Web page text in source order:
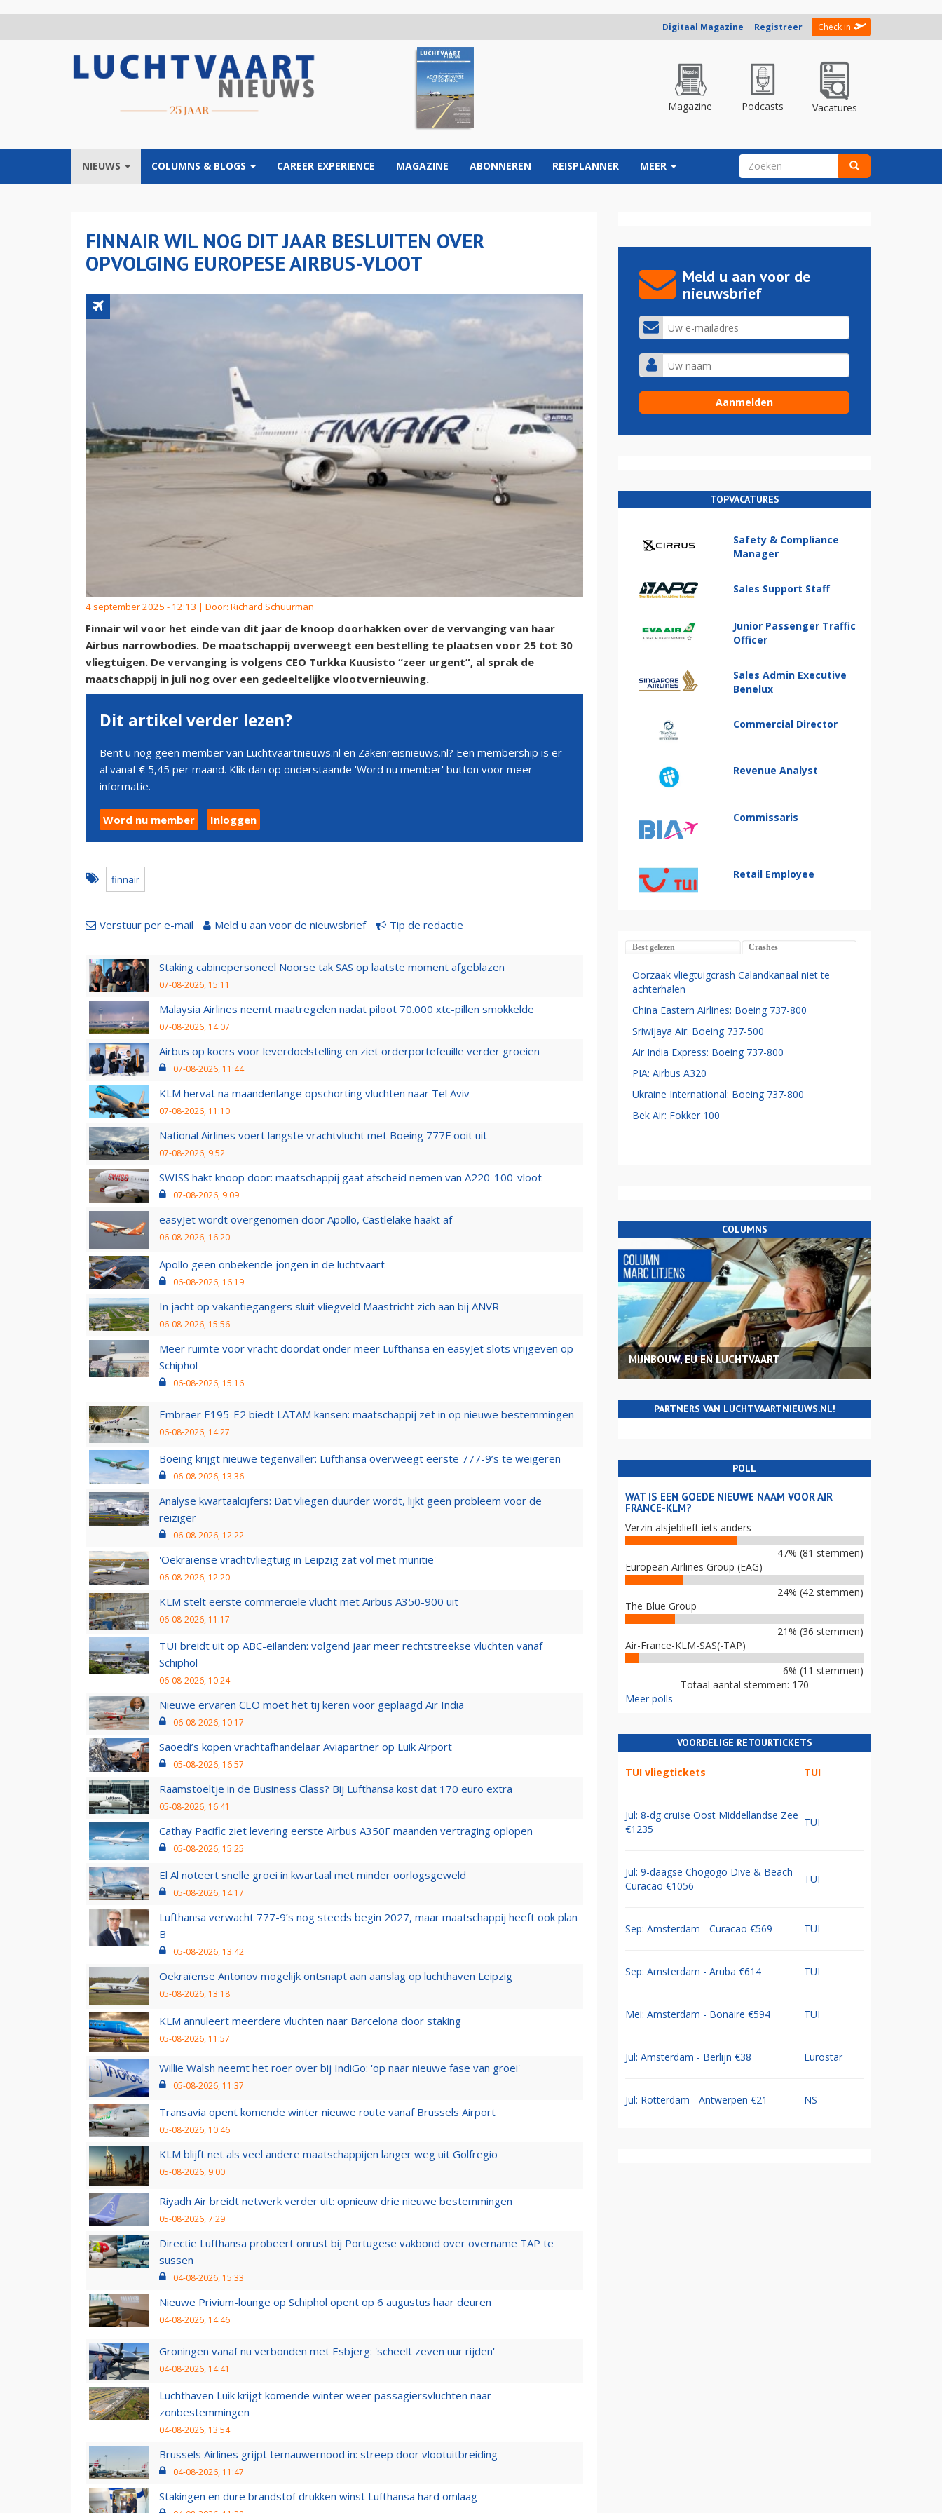
Digitaal Magazine Registreer Check in
Magazine Podcasts Vacatures
NIEUWS COLUMNS & BLOGS CAREER EXPERIENCE MAGAZINE ABONNEREN REISPLANNER MEER ZOEKVELD
FINNAIR WIL NOG DIT JAAR BESLUITEN OVER
OPVOLGING EUROPESE AIRBUS-VLOOT
4 september 2025 - 12:13 | Door: Richard Schuurman
Finnair wil voor het einde van dit jaar de knoop doorhakken over de vervanging van haar
Airbus narrowbodies. De maatschappij overweegt een bestelling te plaatsen voor 25 tot 30
vliegtuigen. De vervanging is volgens CEO Turkka Kuusisto “zeer urgent”, al sprak de
maatschappij in juli nog over een gedeeltelijke vlootvernieuwing.
Dit artikel verder lezen?
Bent u nog geen member van Luchtvaartnieuws.nl en Zakenreisnieuws.nl? Een membership is er
al vanaf € 5,45 per maand. Klik dan op onderstaande 'Word nu member' button voor meer
informatie.
Word nu member Inloggen
finnair
Verstuur per e-mail Meld u aan voor de nieuwsbrief Tip de redactie
Staking cabinepersoneel Noorse tak SAS op laatste moment afgeblazen
07-08-2026, 15:11
Malaysia Airlines neemt maatregelen nadat piloot 70.000 xtc-pillen smokkelde
07-08-2026, 14:07
Airbus op koers voor leverdoelstelling en ziet orderportefeuille verder groeien
07-08-2026, 11:44
KLM hervat na maandenlange opschorting vluchten naar Tel Aviv
07-08-2026, 11:10
National Airlines voert langste vrachtvlucht met Boeing 777F ooit uit
07-08-2026, 9:52
SWISS hakt knoop door: maatschappij gaat afscheid nemen van A220-100-vloot
07-08-2026, 9:09
easyJet wordt overgenomen door Apollo, Castlelake haakt af
06-08-2026, 16:20
Apollo geen onbekende jongen in de luchtvaart
06-08-2026, 16:19
In jacht op vakantiegangers sluit vliegveld Maastricht zich aan bij ANVR
06-08-2026, 15:56
Meer ruimte voor vracht doordat onder meer Lufthansa en easyJet slots vrijgeven op
Schiphol
06-08-2026, 15:16
Embraer E195-E2 biedt LATAM kansen: maatschappij zet in op nieuwe bestemmingen
06-08-2026, 14:27
Boeing krijgt nieuwe tegenvaller: Lufthansa overweegt eerste 777-9’s te weigeren
06-08-2026, 13:36
Analyse kwartaalcijfers: Dat vliegen duurder wordt, lijkt geen probleem voor de
reiziger
06-08-2026, 12:22
'Oekraïense vrachtvliegtuig in Leipzig zat vol met munitie'
06-08-2026, 12:20
KLM stelt eerste commerciële vlucht met Airbus A350-900 uit
06-08-2026, 11:17
TUI breidt uit op ABC-eilanden: volgend jaar meer rechtstreekse vluchten vanaf
Schiphol
06-08-2026, 10:24
Nieuwe ervaren CEO moet het tij keren voor geplaagd Air India
06-08-2026, 10:17
Saoedi’s kopen vrachtafhandelaar Aviapartner op Luik Airport
05-08-2026, 16:57
Raamstoeltje in de Business Class? Bij Lufthansa kost dat 170 euro extra
05-08-2026, 16:41
Cathay Pacific ziet levering eerste Airbus A350F maanden vertraging oplopen
05-08-2026, 15:25
El Al noteert snelle groei in kwartaal met minder oorlogsgeweld
05-08-2026, 14:17
Lufthansa verwacht 777-9’s nog steeds begin 2027, maar maatschappij heeft ook plan
B
05-08-2026, 13:42
Oekraïense Antonov mogelijk ontsnapt aan aanslag op luchthaven Leipzig
05-08-2026, 13:18
KLM annuleert meerdere vluchten naar Barcelona door staking
05-08-2026, 11:57
Willie Walsh neemt het roer over bij IndiGo: 'op naar nieuwe fase van groei'
05-08-2026, 11:37
Transavia opent komende winter nieuwe route vanaf Brussels Airport
05-08-2026, 10:46
KLM blijft net als veel andere maatschappijen langer weg uit Golfregio
05-08-2026, 9:00
Riyadh Air breidt netwerk verder uit: opnieuw drie nieuwe bestemmingen
05-08-2026, 7:29
Directie Lufthansa probeert onrust bij Portugese vakbond over overname TAP te
sussen
04-08-2026, 15:33
Nieuwe Privium-lounge op Schiphol opent op 6 augustus haar deuren
04-08-2026, 14:46
Groningen vanaf nu verbonden met Esbjerg: 'scheelt zeven uur rijden'
04-08-2026, 14:41
Luchthaven Luik krijgt komende winter weer passagiersvluchten naar
zonbestemmingen
04-08-2026, 13:54
Brussels Airlines grijpt ternauwernood in: streep door vlootuitbreiding
04-08-2026, 11:47
Stakingen en dure brandstof drukken winst Lufthansa hard omlaag
Meld u aan voor de
nieuwsbrief
TOPVACATURES
Safety & Compliance
Manager
Sales Support Staff
Junior Passenger Traffic
Officer
Sales Admin Executive
Benelux
Commercial Director
Revenue Analyst
Commissaris
Retail Employee
Best gelezen Crashes
Oorzaak vliegtuigcrash Calandkanaal niet te
achterhalen
China Eastern Airlines: Boeing 737-800
Sriwijaya Air: Boeing 737-500
Air India Express: Boeing 737-800
PIA: Airbus A320
Ukraine International: Boeing 737-800
Bek Air: Fokker 100
COLUMNS
MIJNBOUW, EU EN LUCHTVAART
PARTNERS VAN LUCHTVAARTNIEUWS.NL!
POLL
WAT IS EEN GOEDE NIEUWE NAAM VOOR AIR
FRANCE-KLM?
Verzin alsjeblieft iets anders
47% (81 stemmen)
European Airlines Group (EAG)
24% (42 stemmen)
The Blue Group
21% (36 stemmen)
Air-France-KLM-SAS(-TAP)
6% (11 stemmen)
Totaal aantal stemmen: 170
Meer polls
VOORDELIGE RETOURTICKETS
TUI vliegtickets TUI
Jul: 8-dg cruise Oost Middellandse Zee
€1235
TUI
Jul: 9-daagse Chogogo Dive & Beach
Curacao €1056
TUI
Sep: Amsterdam - Curacao €569 TUI
Sep: Amsterdam - Aruba €614 TUI
Mei: Amsterdam - Bonaire €594 TUI
Jul: Amsterdam - Berlijn €38 Eurostar
Jul: Rotterdam - Antwerpen €21 NS